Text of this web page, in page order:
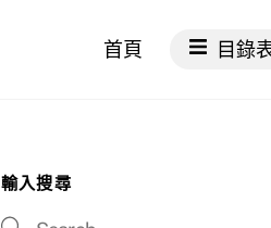
首頁 目錄
輸入搜尋